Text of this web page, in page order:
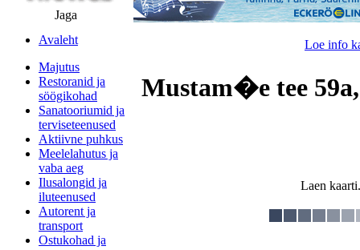
Jaga
Avaleht
Majutus
Restoranid ja
söögikohad
Sanatooriumid ja
terviseteenused
Aktiivne puhkus
Meelelahutus ja
vaba aeg
Ilusalongid ja
iluteenused
Autorent ja
transport
Ostukohad ja
Loe info
Mustam�e tee
Laen